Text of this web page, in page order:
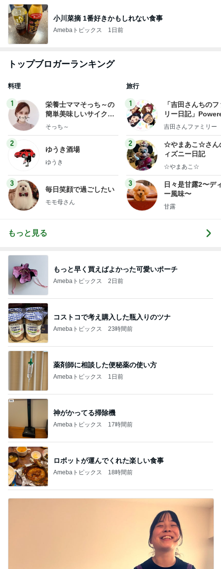
小川菜摘 1番好きかもしれない食事
Amebaトピックス 1日前
トップブロガーランキング
料理
1
栄養士ママそっち～の
簡単美味しいサイクル
献立
そっち～
2
ゆうき酒場
ゆうき
3
毎日笑顔で過ごしたい
モモ母さん
旅行
1
「吉田さんちの
リー日記」
y Ameba 吉田さ
ログ
吉田さんファミリー
2
☆やまあこ☆さん
ィズニー日記
☆やまあこ☆
3
日々是甘露2〜デ
ー風味〜
甘露
もっと見る
もっと早く買えばよかった可愛いポーチ
Amebaトピックス 2日前
コストコで考え購入した瓶入りのツナ
Amebaトピックス 23時間前
薬剤師に相談した便秘薬の使い方
Amebaトピックス 1日前
神がかってる掃除機
Amebaトピックス 17時間前
ロボットが運んでくれた楽しい食事
Amebaトピックス 18時間前